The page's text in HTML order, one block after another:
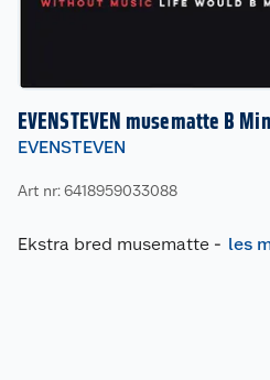
EVENSTEVEN musematte B
EVENSTEVEN
Art nr: 6418959033088
Ekstra bred musematte - les